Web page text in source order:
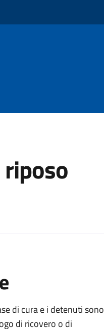
di cura e i detenuti sono
di ricovero o di